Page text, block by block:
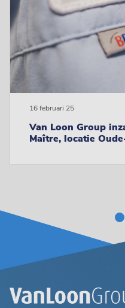
Van Loon Group
Maître, locatie
16 februari 25